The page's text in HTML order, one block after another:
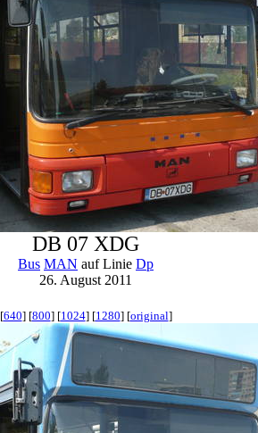
DB 07 XDG
Bus MAN auf Linie Dp
26. August 2011
[640] [800] [1024] [1280] [original]